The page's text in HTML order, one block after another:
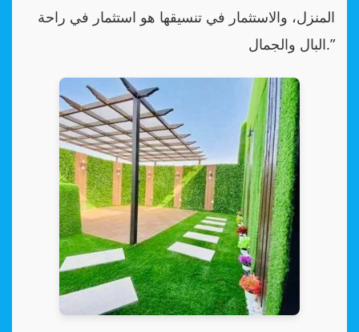
المنزل، والاستثمار في تنسيقها هو استثمار في راحة
البال والجمال.”